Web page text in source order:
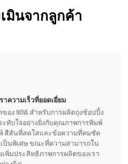
มินจากลูกค้า
ความเร็วที่ยอดเยี่ยม
อง NOVA สำหรับการผลิตถุงช้อปปิ้ง
ะทับใจอย่างยิ่งกับคุณภาพการพิมพ์
สีสันที่สดใสและข้อความที่คมชัด
เป็นพิเศษ ขณะที่ความสามารถใน
พิ่มประสิทธิภาพการผลิตของเรา